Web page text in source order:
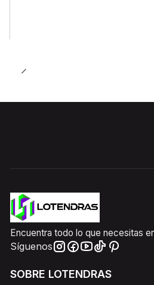
Encuentra todo lo que necesitas
Síguenos
SOBRE LOTENDRAS